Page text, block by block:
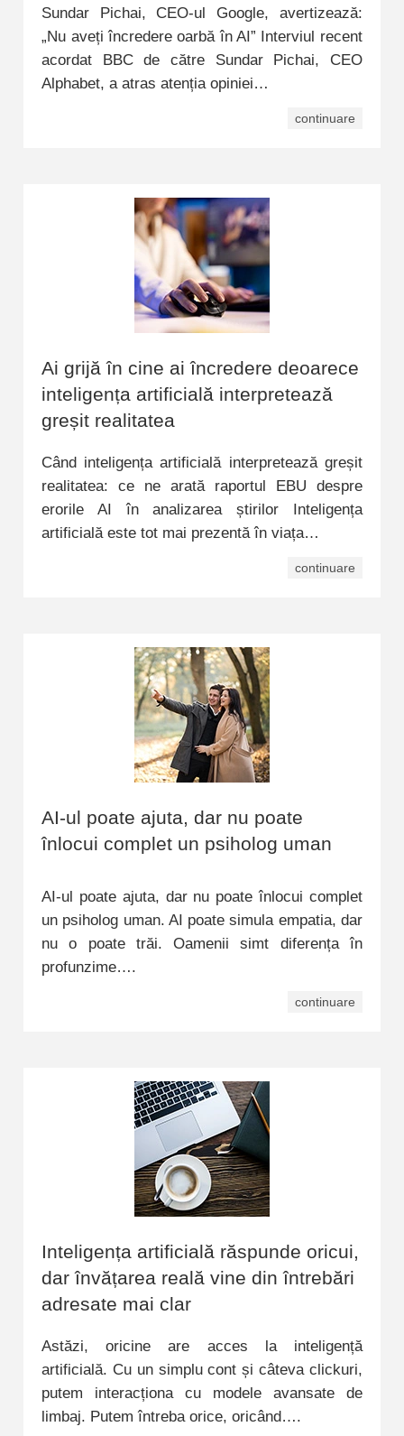
Sundar Pichai, CEO-ul Google, avertizează:
„Nu aveți încredere oarbă în AI” Interviul recent
acordat BBC de către Sundar Pichai, CEO
Alphabet, a atras atenția opiniei…
continuare
Ai grijă în cine ai încredere deoarece
inteligența artificială interpretează
greșit realitatea
Când inteligența artificială interpretează greșit
realitatea: ce ne arată raportul EBU despre
erorile AI în analizarea știrilor Inteligența
artificială este tot mai prezentă în viața…
continuare
AI-ul poate ajuta, dar nu poate
înlocui complet un psiholog uman
AI-ul poate ajuta, dar nu poate înlocui complet
un psiholog uman. AI poate simula empatia, dar
nu o poate trăi. Oamenii simt diferența în
profunzime….
continuare
Inteligența artificială răspunde oricui,
dar învățarea reală vine din întrebări
adresate mai clar
Astăzi, oricine are acces la inteligență
artificială. Cu un simplu cont și câteva clickuri,
putem interacționa cu modele avansate de
limbaj. Putem întreba orice, oricând….